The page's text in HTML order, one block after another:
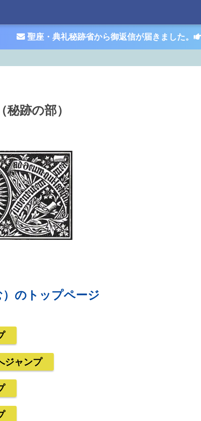
聖座・典礼秘跡省から御返信が届きました。
跡の部）
のトップページ
ジャンプ